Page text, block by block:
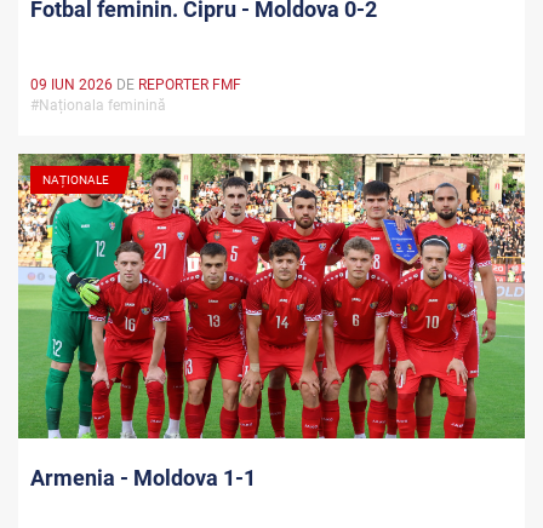
Fotbal feminin. Cipru - Moldova 0-2
09 IUN 2026 DE REPORTER FMF
#Naționala feminină
NAȚIONALE
Armenia - Moldova 1-1